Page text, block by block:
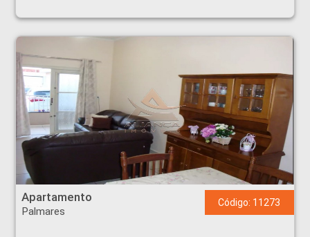
Apartamento - Palmares - Ribeirão Preto
Apartamento
Palmares
Código: 11273